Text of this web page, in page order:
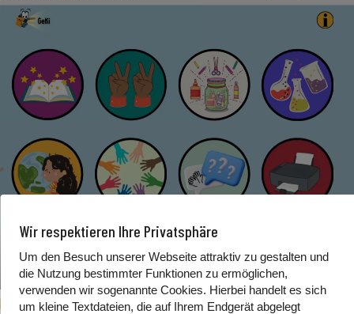
26. Juli 2024
Wir respektieren Ihre Privatsphäre
Um den Besuch unserer Webseite attraktiv zu gestalten und
die Nutzung bestimmter Funktionen zu ermöglichen,
verwenden wir sogenannte Cookies. Hierbei handelt es sich
um kleine Textdateien, die auf Ihrem Endgerät abgelegt